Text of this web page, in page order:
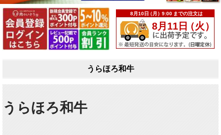
うらほろ和牛
うらほろ和牛